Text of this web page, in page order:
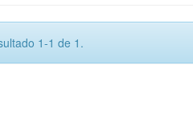
1-1 de 1.